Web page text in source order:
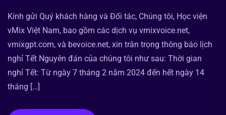
Kính gửi Quý khách hàng và Đối tác, Chúng tôi, Học viện
vMix Việt Nam, bao gồm các dịch vụ vmixvoice.net,
vmixgpt.com, và bevoice.net, xin trân trọng thông báo lịch
nghỉ Tết Nguyên đán của chúng tôi như sau: Thời gian
nghỉ Tết: Từ ngày 7 tháng 2 năm 2024 đến hết ngày 14
tháng […]